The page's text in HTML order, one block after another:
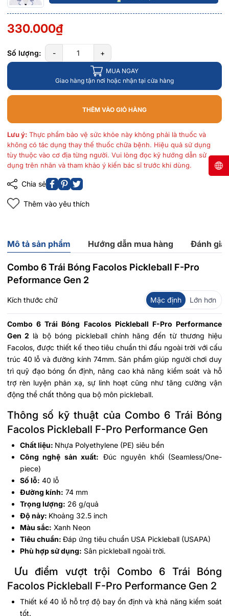
330.000₫
Số lượng: - +
MUA NGAY
Giao hàng tận nơi hoặc nhận tại cửa hàng
THÊM VÀO GIỎ HÀNG
Lưu ý: Thực phẩm bảo vệ sức khỏe này không phải là thuốc và
không có tác dụng thay thế thuốc chữa bệnh. Hiệu quả sử dụng
tùy thuộc vào cơ địa từng người. Vui lòng đọc kỹ hướng dẫn sử
dụng trên nhãn và tham khảo ý kiến bác sĩ trước khi dùng.
Chia sẻ
Thêm vào yêu thích
Mô tả sản phẩm Hướng dẫn mua hàng Đánh giá
Combo 6 Trái Bóng Facolos Pickleball F-Pro
Peformance Gen 2
Kích thước chữ Mặc định Lớn hơn
Combo 6 Trái Bóng Facolos Pickleball F-Pro Performance
Gen 2 là bộ bóng pickleball chính hãng đến từ thương hiệu
Facolos, được thiết kế theo tiêu chuẩn thi đấu ngoài trời với cấu
trúc 40 lỗ và đường kính 74mm. Sản phẩm giúp người chơi duy
trì quỹ đạo bóng ổn định, nâng cao khả năng kiểm soát và hỗ
trợ rèn luyện phản xạ, sự linh hoạt cũng như tăng cường vận
động thể chất thông qua bộ môn pickleball.
Thông số kỹ thuật của Combo 6 Trái Bóng
Facolos Pickleball F-Pro Performance Gen
Chất liệu: Nhựa Polyethylene (PE) siêu bền
Công nghệ sản xuất: Đúc nguyên khối (Seamless/One-
piece)
Số lỗ: 40 lỗ
Đường kính: 74 mm
Trọng lượng: 26 g/quả
Độ nảy: Khoảng 32.5 inch
Màu sắc: Xanh Neon
Tiêu chuẩn: Đáp ứng tiêu chuẩn USA Pickleball (USAPA)
Phù hợp sử dụng: Sân pickleball ngoài trời.
Ưu điểm vượt trội Combo 6 Trái Bóng
Facolos Pickleball F-Pro Performance Gen 2
Thiết kế 40 lỗ hỗ trợ độ bay ổn định và khả năng kiểm soát
tốt.